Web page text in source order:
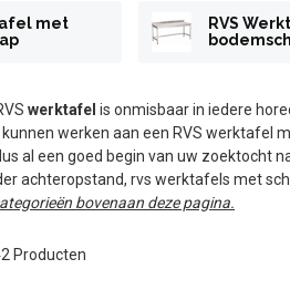
met
RVS
werktafel is onmisbaar in iedere
werken aan een RVS werktafel
al een goed begin van uw zoektocht
achteropstand, rvs werktafels met
bovenaan deze pagina.
Producten